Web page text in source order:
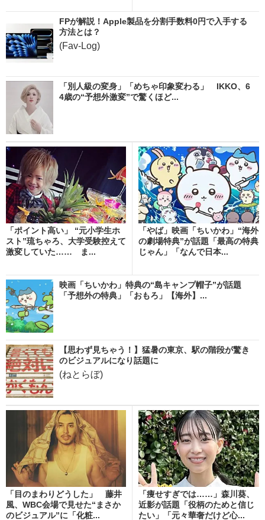
FPが解説！Apple製品を分割手数料0円で入手する
方法とは？
(Fav-Log)
「別人級の変身」「めちゃ印象変わる」 IKKO、6
4歳の“予想外激変”で驚くほど...
「ポイント高い」 “元小学生ホ
スト”琉ちゃろ、大学受験控えて
激変していた…… ま...
「やば」映画「ちいかわ」“海外
の劇場特典”が話題「最高の特典
じゃん」「なんで日本...
映画「ちいかわ」特典の“島キャンプ帽子”が話題
「予想外の特典」「おもろ」【海外】...
【思わず見ちゃう！】猛暑の東京、駅の階段が驚き
のビジュアルになり話題に
(ねとらぼ)
「目のまわりどうした」 藤井
風、WBC会場で見せた“まさか
のビジュアル”に「化粧...
「痩せすぎでは……」森川葵、
近影が話題「役柄のためと信じ
たい」「元々華奢だけど心...